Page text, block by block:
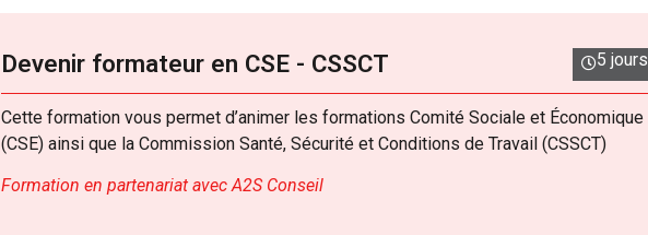
Devenir formateur en CSE - CSSCT 5 jours
Cette formation vous permet d’animer les formations Comité Sociale et Économique
(CSE) ainsi que la Commission Santé, Sécurité et Conditions de Travail (CSSCT)
Formation en partenariat avec A2S Conseil